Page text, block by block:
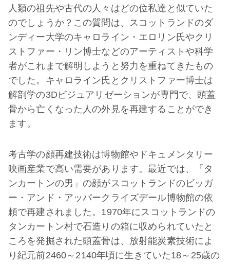
人類の祖先や古代の人々はどの位私達と似ていた
のでしょうか？この質問は、スコットランドのダ
ンディー大学のキャロライン・エロリン氏やクリ
ストファー・リン博士などのアーティストや科学
者がこれまで解明しようと努力を重ねてきたもの
でした。キャロライン氏とクリストファー博士は
解剖学の3Dビジュアリゼーションが専門で、頭蓋
骨から亡くなった人の外見を再建することができ
ます。
考古学の顔再建技術は博物館やドキュメンタリー
映画産業で高い需要があります。最近では、「タ
ンカートンの男」の顔がスコットランドのビッガ
ー・アンド・アッパークライズデール博物館の依
頼で再建されました。1970年にスコットランドの
タンカートン村で石造りの箱に収められていたと
ころを発掘された頭蓋骨は、放射能炭素技術によ
り紀元前2460～2140年頃に生きていた18～25歳の